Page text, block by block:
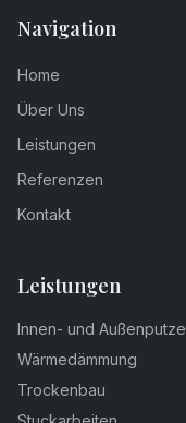
Navigation
Home
Über Uns
Leistungen
Referenzen
Kontakt
Leistungen
Innen- und Außenputze
Wärmedämmung
Trockenbau